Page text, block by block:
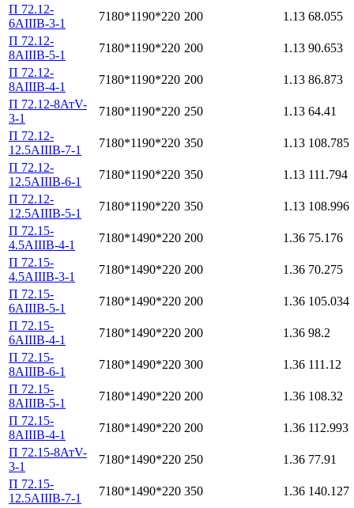
П 72.12-
6АIIIВ-3-1
7180*1190*220 200 1.13 68.055
П 72.12-
8АIIIВ-5-1
7180*1190*220 200 1.13 90.653
П 72.12-
8АIIIВ-4-1
7180*1190*220 200 1.13 86.873
П 72.12-8АтV-
3-1
7180*1190*220 250 1.13 64.41
П 72.12-
12.5АIIIВ-7-1
7180*1190*220 350 1.13 108.785
П 72.12-
12.5АIIIВ-6-1
7180*1190*220 350 1.13 111.794
П 72.12-
12.5АIIIВ-5-1
7180*1190*220 350 1.13 108.996
П 72.15-
4.5АIIIВ-4-1
7180*1490*220 200 1.36 75.176
П 72.15-
4.5АIIIВ-3-1
7180*1490*220 200 1.36 70.275
П 72.15-
6АIIIВ-5-1
7180*1490*220 200 1.36 105.034
П 72.15-
6АIIIВ-4-1
7180*1490*220 200 1.36 98.2
П 72.15-
8АIIIВ-6-1
7180*1490*220 300 1.36 111.12
П 72.15-
8АIIIВ-5-1
7180*1490*220 200 1.36 108.32
П 72.15-
8АIIIВ-4-1
7180*1490*220 200 1.36 112.993
П 72.15-8АтV-
3-1
7180*1490*220 250 1.36 77.91
П 72.15-
12.5АIIIВ-7-1
7180*1490*220 350 1.36 140.127